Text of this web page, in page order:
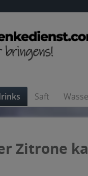
Saft
Zitrone